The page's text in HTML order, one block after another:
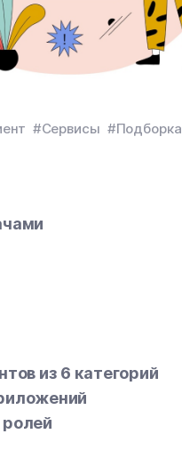
#Сервисы #Подборка
из 6 категорий